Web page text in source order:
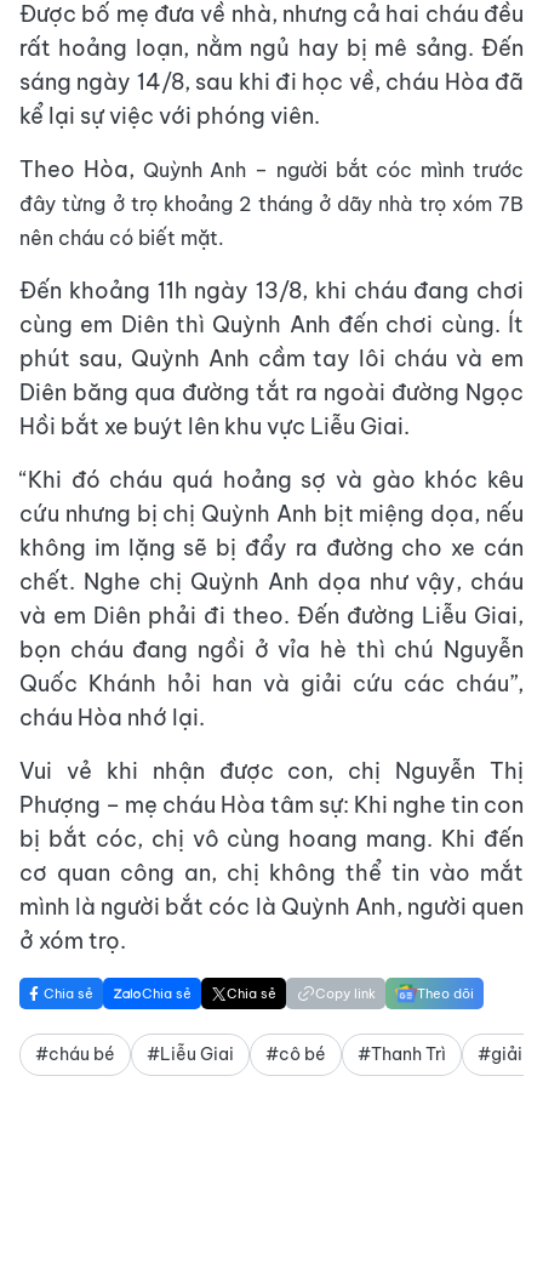
Được bố mẹ đưa về nhà, nhưng cả hai cháu đều
rất hoảng loạn, nằm ngủ hay bị mê sảng. Đến
sáng ngày 14/8, sau khi đi học về, cháu Hòa đã
kể lại sự việc với phóng viên.
Theo Hòa, Quỳnh Anh – người bắt cóc mình trước
đây từng ở trọ khoảng 2 tháng ở dãy nhà trọ xóm 7B
nên cháu có biết mặt.
Đến khoảng 11h ngày 13/8, khi cháu đang chơi
cùng em Diên thì Quỳnh Anh đến chơi cùng. Ít
phút sau, Quỳnh Anh cầm tay lôi cháu và em
Diên băng qua đường tắt ra ngoài đường Ngọc
Hồi bắt xe buýt lên khu vực Liễu Giai.
“Khi đó cháu quá hoảng sợ và gào khóc kêu
cứu nhưng bị chị Quỳnh Anh bịt miệng dọa, nếu
không im lặng sẽ bị đẩy ra đường cho xe cán
chết. Nghe chị Quỳnh Anh dọa như vậy, cháu
và em Diên phải đi theo. Đến đường Liễu Giai,
bọn cháu đang ngồi ở vỉa hè thì chú Nguyễn
Quốc Khánh hỏi han và giải cứu các cháu”,
cháu Hòa nhớ lại.
Vui vẻ khi nhận được con, chị Nguyễn Thị
Phượng – mẹ cháu Hòa tâm sự: Khi nghe tin con
bị bắt cóc, chị vô cùng hoang mang. Khi đến
cơ quan công an, chị không thể tin vào mắt
mình là người bắt cóc là Quỳnh Anh, người quen
ở xóm trọ.
Chia sẻ Chia sẻ Chia sẻ Copy link Theo dõi
#cháu bé #Liễu Giai #cô bé #Thanh Trì #giải